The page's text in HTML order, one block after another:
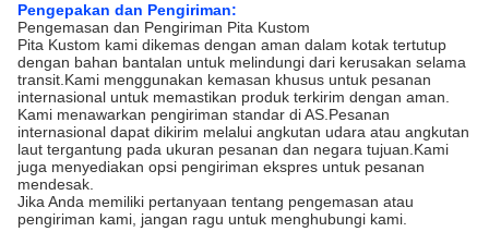
Pengepakan dan Pengiriman:
Pengemasan dan Pengiriman Pita Kustom
Pita Kustom kami dikemas dengan aman dalam kotak tertutup
dengan bahan bantalan untuk melindungi dari kerusakan selama
transit.Kami menggunakan kemasan khusus untuk pesanan
internasional untuk memastikan produk terkirim dengan aman.
Kami menawarkan pengiriman standar di AS.Pesanan
internasional dapat dikirim melalui angkutan udara atau angkutan
laut tergantung pada ukuran pesanan dan negara tujuan.Kami
juga menyediakan opsi pengiriman ekspres untuk pesanan
mendesak.
Jika Anda memiliki pertanyaan tentang pengemasan atau
pengiriman kami, jangan ragu untuk menghubungi kami.